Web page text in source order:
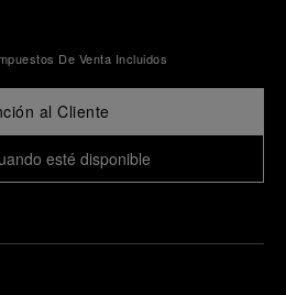
De Venta Incluidos
al Cliente
esté disponible